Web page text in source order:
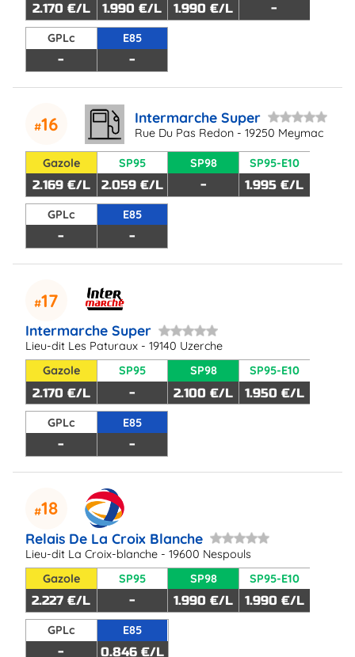
2.170 €/L 1.990 €/L 1.990 €/L -
GPLc
-
E85
-
16 Intermarche Super
Rue Du Pas Redon - 19250 Meymac
Gazole
2.169 €/L
SP95
2.059 €/L
SP98
-
SP95-E10
1.995 €/L
GPLc
-
E85
-
17
Intermarche Super
Lieu-dit Les Paturaux - 19140 Uzerche
Gazole
2.170 €/L
SP95
-
SP98
2.100 €/L
SP95-E10
1.950 €/L
GPLc
-
E85
-
18
Relais De La Croix Blanche
Lieu-dit La Croix-blanche - 19600 Nespouls
Gazole
2.227 €/L
SP95
-
SP98
1.990 €/L
SP95-E10
1.990 €/L
GPLc
-
E85
0.846 €/L